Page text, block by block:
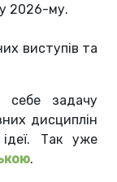
2026-му.
виступів та
себе задачу
дисциплін
ідеї. Так уже
.